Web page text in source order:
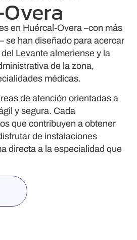
en Huércal-Overa –con más
se han diseñado para acercar
Levante almeriense y la
de la zona,
médicas.
de atención orientadas a
y segura. Cada
que contribuyen a obtener
de instalaciones
directa a la especialidad que